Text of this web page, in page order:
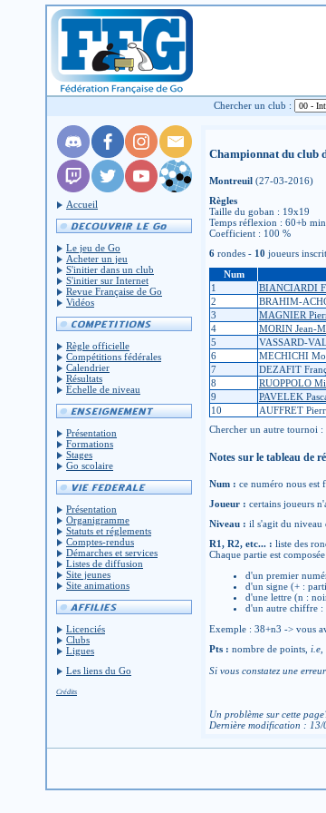
Chercher un club :
Accueil
Le jeu de Go
Acheter un jeu
S'initier dans un club
S'initier sur Internet
Revue Française de Go
Vidéos
Règle officielle
Compétitions fédérales
Calendrier
Résultats
Échelle de niveau
Présentation
Formations
Stages
Go scolaire
Présentation
Organigramme
Statuts et réglements
Comptes-rendus
Démarches et services
Listes de diffusion
Site jeunes
Site animations
Licenciés
Clubs
Ligues
Les liens du Go
Crédits
Championnat du club
Montreuil (27-03-2016)
Règles
Taille du goban : 19x19
Temps réflexion : 60+b
Coefficient : 100 %
6 rondes - 10 joueurs
Num
1
BIANCIARDI
2
BRAHIM-
3
MAGNIER
4
MORIN Jean-
5
VASSARD-
6
MECHICHI
7
DEZAFIT
8
RUOPPOLO
9
PAVELEK
10
AUFFRET
Chercher un autre tournoi :
Notes sur le tableau de
Num : ce numéro nous est
Joueur : certains joueurs
Niveau : il s'agit du niveau
R1, R2, etc... : liste des
Chaque partie est composée
d'un premier
d'un signe (+ :
d'une lettre (n :
d'un autre chiffre :
Exemple : 38+n3 -> vous
Pts : nombre de points, i.e
Si vous constatez une
Un problème sur cette
Dernière modification : 13/